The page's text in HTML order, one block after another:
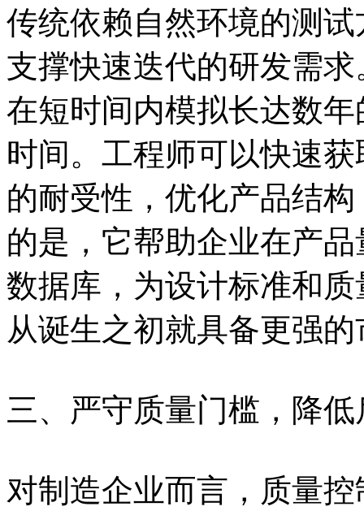
传统依赖自然环境的测
支撑快速迭代的研发需
在短时间内模拟长达数
时间。工程师可以快速
的耐受性，优化产品结
的是，它帮助企业在产
数据库，为设计标准和
从诞生之初就具备更强
三、严守质量门槛，降
对制造企业而言，质量